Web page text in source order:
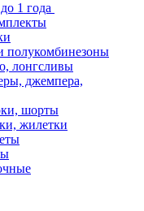
1 года
полукомбинезоны
лонгсливы
джемпера,
шорты
жилетки